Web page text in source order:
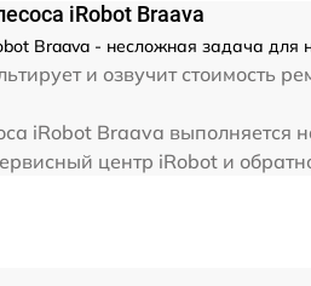
iRobot Braava
Braava - несложная задача
и озвучит стоимость
iRobot Braava выполняется
центр iRobot и